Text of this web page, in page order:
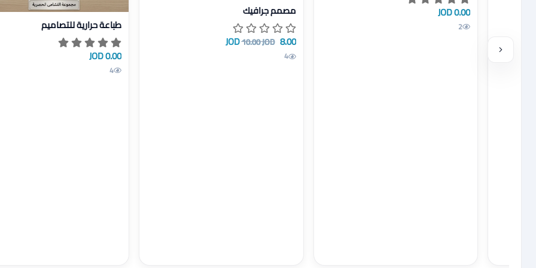
او كرتك الخاص0.00 JOD
2
عرض تفاصيل مصمم جرافيك
مصمم جرافيك
8.00 JOD
10.00 JOD
4
عرض تفاصيل طباعة حرارية
طباعة حرارية للتصاميم
0.00 JOD
4